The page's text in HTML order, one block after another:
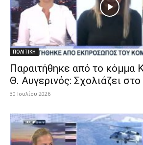
ΠΟΛΙΤΙΚΗ
Παραιτήθηκε από το κόμμα
Θ. Αυγερινός: Σχολιάζει στο
30 Ιουλίου 2026